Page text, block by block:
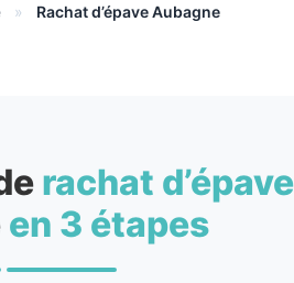
» Rachat d’épave Aubagne
rachat d’épave
en 3 étapes